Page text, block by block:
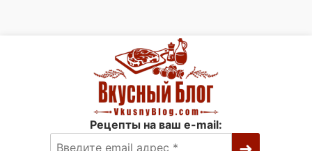
Рецепты на ваш e-mail: